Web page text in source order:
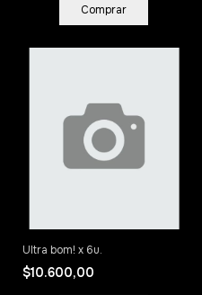
Ultra bom! x 6u.
$10.600,00